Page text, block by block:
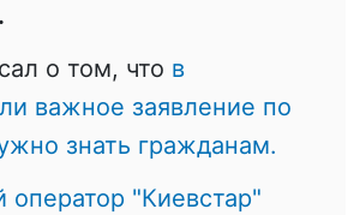
о том, что в
важное заявление по
знать гражданам.
"Киевстар"